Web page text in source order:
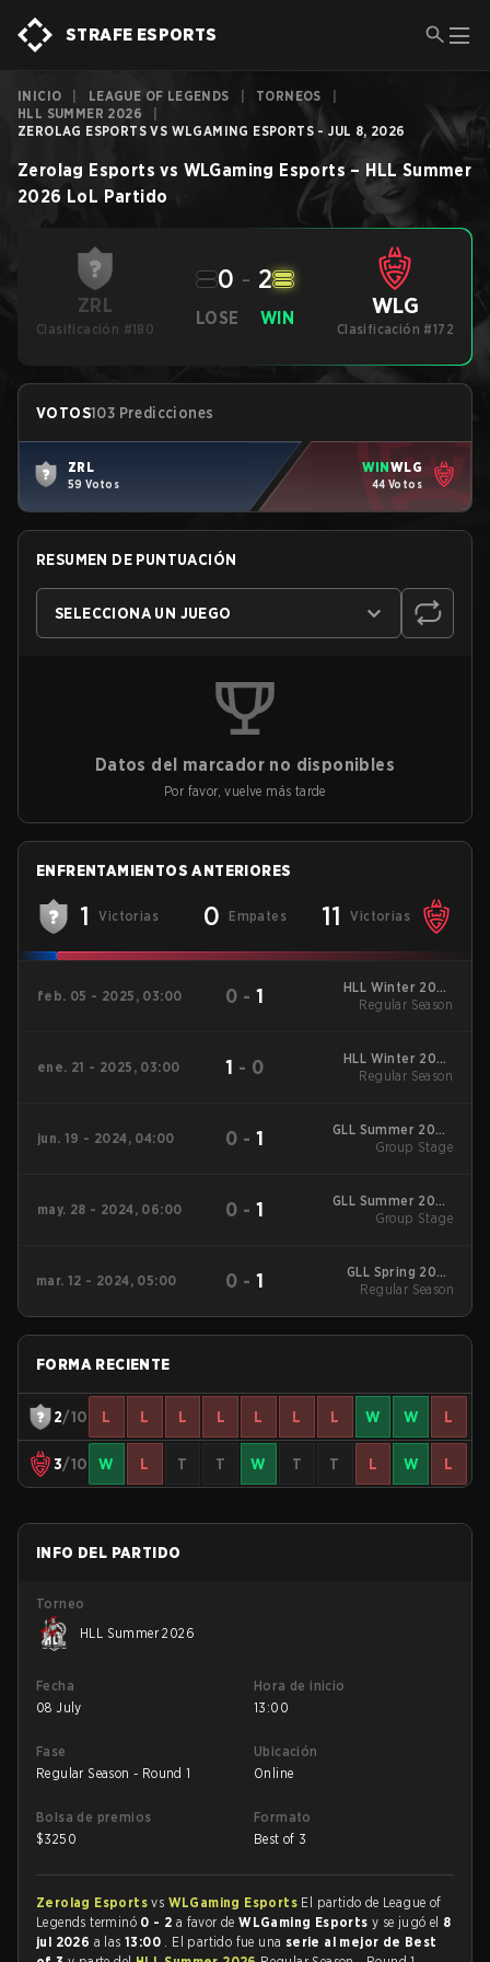
STRAFE ESPORTS
INICIO LEAGUE OF LEGENDS TORNEOS
HLL SUMMER 2026
ZEROLAG ESPORTS VS WLGAMING ESPORTS - JUL 8, 2026
Zerolag Esports vs WLGaming Esports – HLL Summer
2026 LoL Partido
ZRL
Clasificación #180
LOSE
0 - 2
WIN WLG
Clasificación #172
VOTOS103 Predicciones
ZRL
59 Votos
WINWLG
44 Votos
RESUMEN DE PUNTUACIÓN
SELECCIONA UN JUEGO
Datos del marcador no disponibles
Por favor, vuelve más tarde
ENFRENTAMIENTOS ANTERIORES
1 Victorias 0 Empates 11 Victorias
feb. 05 - 2025, 03:00 0 -1
HLL Winter 2025
Regular Season
Regular Season
ene. 21 - 2025, 03:00 1 - 0
HLL Winter 2025
Regular Season
Regular Season
jun. 19 - 2024, 04:00 0 -1
GLL Summer 2024
Regular Season
Group Stage
may. 28 - 2024, 06:00 0 -1
GLL Summer 2024
Regular Season
Group Stage
mar. 12 - 2024, 05:00 0 -1
GLL Spring 2024
Regular Season
Regular Season
FORMA RECIENTE
2/10 L L L L L L L W W L
3/10 W L T T W T T L W L
INFO DEL PARTIDO
Torneo
HLL Summer 2026
Fecha
08 July
Hora de inicio
13:00
Fase
Regular Season - Round 1
Ubicación
Online
Bolsa de premios
$3250
Formato
Best of 3
Zerolag Esportsvs WLGaming Esports El partido de League of
Legends terminó 0 - 2 a favor deWLGaming Esportsy se jugó el 8
jul 2026 a las13:00 . El partido fue una serie al mejor de Best